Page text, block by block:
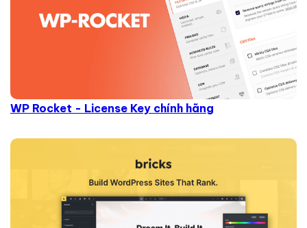
WP Rocket - License Key chính hãng